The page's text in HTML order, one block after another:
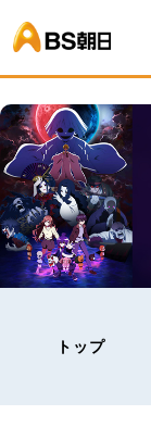
トップ